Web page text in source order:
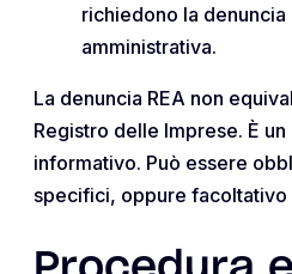
richiedono la
amministrativa.
La denuncia REA non
Registro delle Imprese. È
informativo. Può essere
specifici, oppure facoltativo